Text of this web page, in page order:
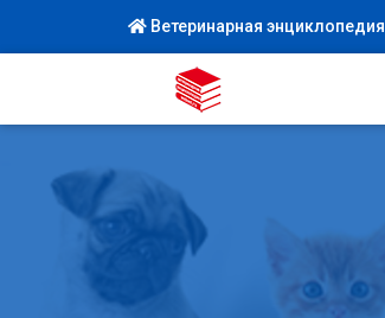
Ветеринарная энциклопедия